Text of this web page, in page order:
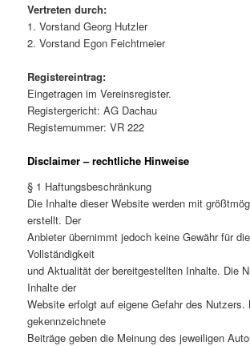
Vertreten durch:
1. Vorstand Georg Hutzler
2. Vorstand Egon Feichtmeier
Registereintrag:
Eingetragen im Vereinsregister.
Registergericht: AG Dachau
Registernummer: VR 222
Disclaimer – rechtliche Hinweise
§ 1 Haftungsbeschränkung
Die Inhalte dieser Website werden mit
erstellt. Der
Anbieter übernimmt jedoch keine Gewähr für
Vollständigkeit
und Aktualität der bereitgestellten Inhalte. Die
Inhalte der
Website erfolgt auf eigene Gefahr des Nutzers.
gekennzeichnete
Beiträge geben die Meinung des jeweiligen